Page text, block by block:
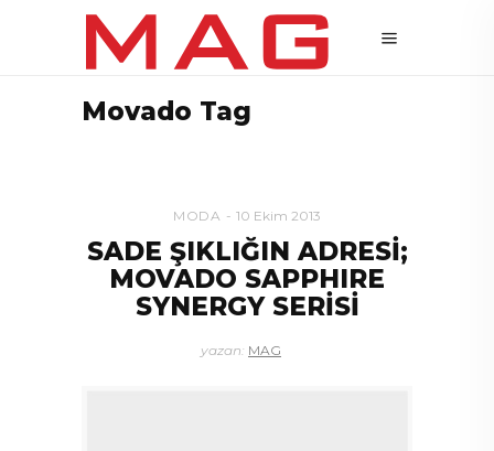
Movado Tag
MODA 10 Ekim 2013
SADE ŞIKLIĞIN ADRESİ;
MOVADO SAPPHIRE
SYNERGY SERİSİ
yazan: MAG